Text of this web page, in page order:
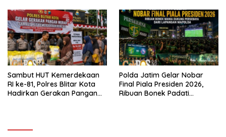
Sambut HUT Kemerdekaan
RI ke-81, Polres Blitar Kota
Hadirkan Gerakan Pangan
Polda Jatim Gelar Nobar
Final Piala Presiden 2026,
Ribuan Bonek Padati